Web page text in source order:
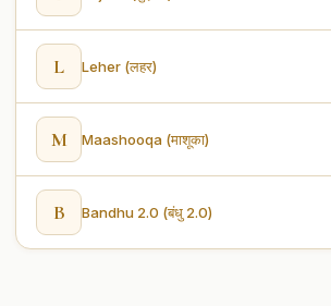
L Leher (लहर)
M Maashooqa (माशूका)
B Bandhu 2.0 (बंधु 2.0)